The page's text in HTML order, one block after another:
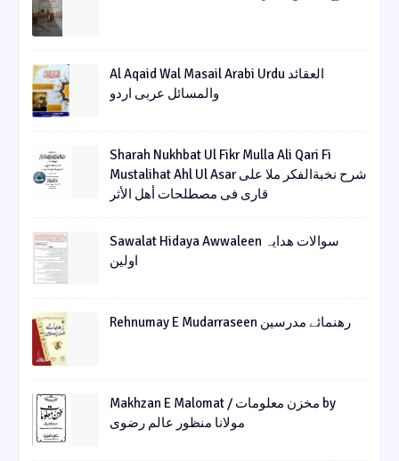
Al Aqaid Wal Masail Arabi Urdu العقائد
والمسائل عربی اردو
Sharah Nukhbat Ul Fikr Mulla Ali Qari Fi
Mustalihat Ahl Ul Asar شرح نخبةالفکر ملا علی
قاری فی مصطلحات أھل الأثر
Sawalat Hidaya Awwaleen سوالات ھدایہ
اولین
Rehnumay E Mudarraseen رهنمائے مدرسین
Makhzan E Malomat / مخزن معلومات by
مولانا منظور عالم رضوی